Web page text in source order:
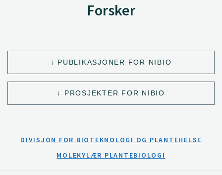
Forsker
PUBLIKASJONER FOR NIBIO
PROSJEKTER FOR NIBIO
DIVISJON FOR BIOTEKNOLOGI OG PLANTEHELSE
MOLEKYLÆR PLANTEBIOLOGI